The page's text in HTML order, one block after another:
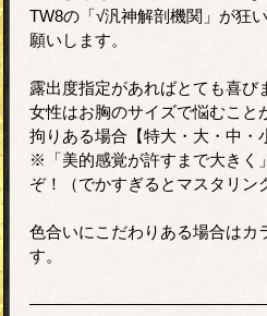
TW8の「√汎神解剖機関」が狂
願いします。
露出度指定があればとても喜
女性はお胸のサイズで悩むこと
拘りある場合【特大・大・中・
※「美的感覚が許すまで大き
ぞ！（でかすぎるとマスタリ
色合いにこだわりある場合はカ
す。